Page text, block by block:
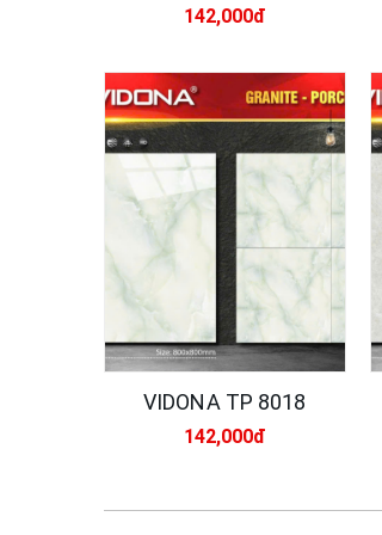
142,000đ
VIDONA TP 8018
142,000đ